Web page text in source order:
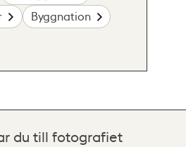
Byggnation
du till fotografiet